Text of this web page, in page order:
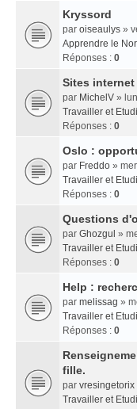
Kryssord
par oiseaulys »
Apprendre le
Réponses : 0
Sites
par MichelV »
Travailler et
Réponses : 0
Oslo :
par Freddo »
Travailler et
Réponses : 0
Questions
par Ghozgul »
Travailler et
Réponses : 0
Help :
par melissag »
Travailler et
Réponses : 0
fille.
par vresingetorix
Travailler et